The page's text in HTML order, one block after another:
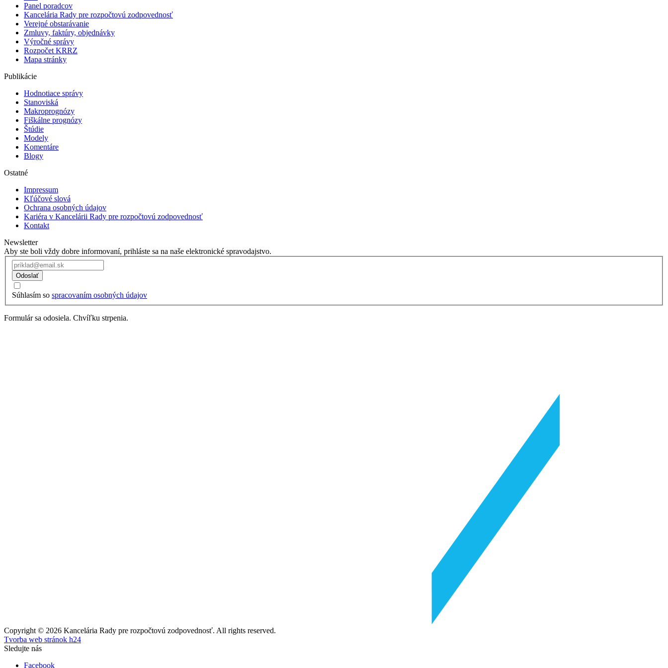
Panel poradcov
Kancelária Rady pre rozpočtovú zodpovednosť
Verejné obstarávanie
Zmluvy, faktúry, objednávky
Výročné správy
Rozpočet KRRZ
Mapa stránky
Publikácie
Hodnotiace správy
Stanoviská
Makroprognózy
Fiškálne prognózy
Štúdie
Modely
Komentáre
Blogy
Ostatné
Impressum
Kľúčové slová
Ochrana osobných údajov
Kariéra v Kancelárii Rady pre rozpočtovú zodpovednosť
Kontakt
Newsletter
Aby ste boli vždy dobre informovaní, prihláste sa na naše elektronické spravodajstvo.
Odoslať
Súhlasím so spracovaním osobných údajov
Formulár sa odosiela. Chvíľku strpenia.
Copyright © 2026 Kancelária Rady pre rozpočtovú zodpovednosť. All rights reserved.
Tvorba web stránok h24
Sledujte nás
Facebook